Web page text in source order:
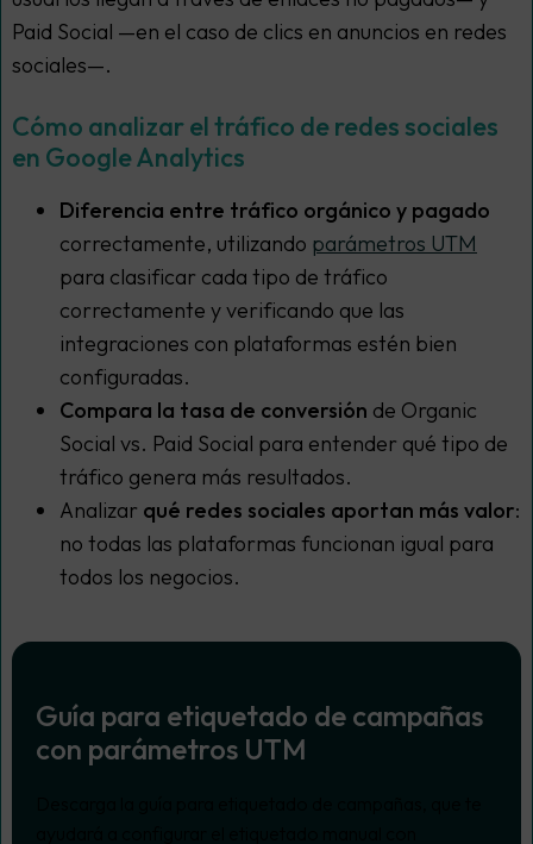
Paid Social —en el caso de clics en anuncios en redes
sociales—.
Cómo analizar el tráfico de redes sociales
en Google Analytics
Diferencia entre tráfico orgánico y pagado
correctamente, utilizando parámetros UTM
para clasificar cada tipo de tráfico
correctamente y verificando que las
integraciones con plataformas estén bien
configuradas.
Compara la tasa de conversión de Organic
Social vs. Paid Social para entender qué tipo de
tráfico genera más resultados.
Analizar qué redes sociales aportan más valor:
no todas las plataformas funcionan igual para
todos los negocios.
Guía para etiquetado de campañas
con parámetros UTM